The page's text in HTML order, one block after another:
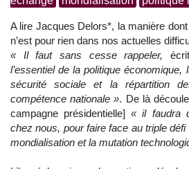
A lire Jacques Delors*, la manière dont
n’est pour rien dans nos actuelles
« Il faut sans cesse rappeler,
l’essentiel de la politique économique,
sécurité sociale et la répartition
compétence nationale ». De là
campagne présidentielle]« il faudra
chez nous, pour faire face au triple
mondialisation et la mutation